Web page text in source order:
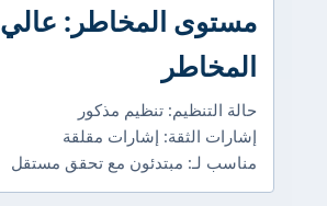
مستوى المخاطر: عالي
المخاطر
حالة التنظيم: تنظيم مذكور
إشارات الثقة: إشارات مقلقة
مناسب لـ: مبتدئون مع تحقق مستقل